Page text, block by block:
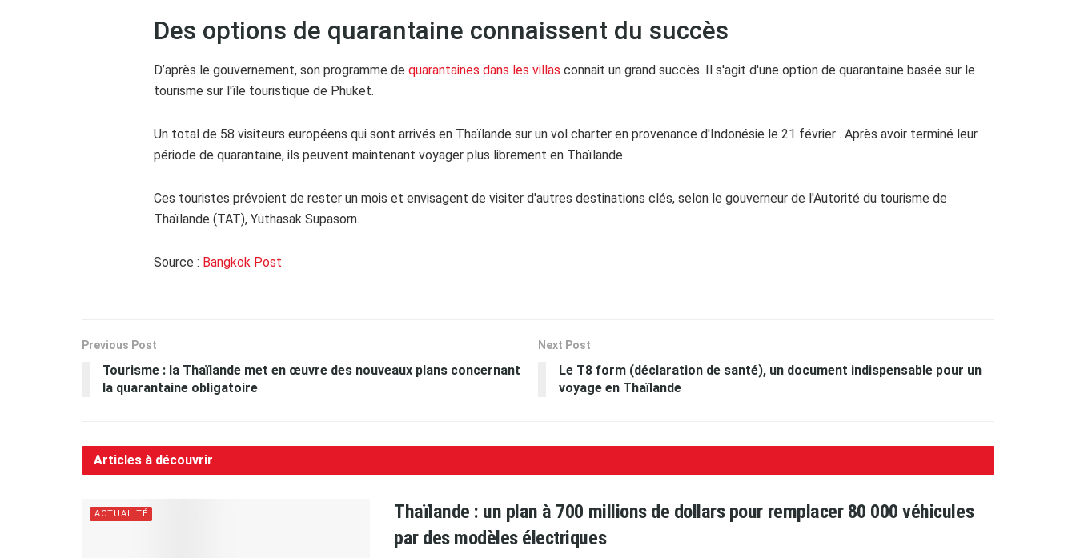
Des options de quarantaine connaissent du succès
D’après le gouvernement, son programme de quarantaines dans les villas connait un grand succès. Il s'agit d'une option de quarantaine basée sur le
tourisme sur l'île touristique de Phuket.
Un total de 58 visiteurs européens qui sont arrivés en Thaïlande sur un vol charter en provenance d'Indonésie le 21 février . Après avoir terminé leur
période de quarantaine, ils peuvent maintenant voyager plus librement en Thaïlande.
Ces touristes prévoient de rester un mois et envisagent de visiter d'autres destinations clés, selon le gouverneur de l'Autorité du tourisme de
Thaïlande (TAT), Yuthasak Supasorn.
Source : Bangkok Post
Previous Post
Tourisme : la Thaïlande met en œuvre des nouveaux plans concernant
la quarantaine obligatoire
Next Post
Le T8 form (déclaration de santé), un document indispensable pour un
voyage en Thaïlande
Articles à découvrir
ACTUALITÉ
Thaïlande : un plan à 700 millions de dollars pour remplacer 80 000 véhicules
par des modèles électriques